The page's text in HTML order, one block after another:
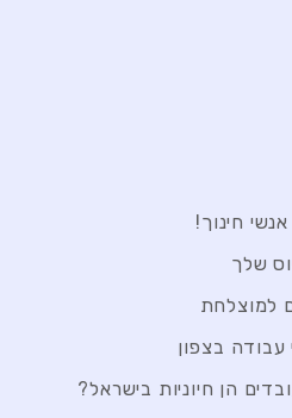
חינוך!
שלך
למוצלחת
עבודה בצפון
הן חיוניות בישראל?